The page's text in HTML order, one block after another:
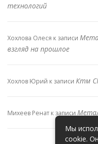
технологий
Хохлова Олеся к записи
взгляд на прошлое
Хохлов Юрий к записи Ктм
Михеев Ренат к записи
Мы
cookie.